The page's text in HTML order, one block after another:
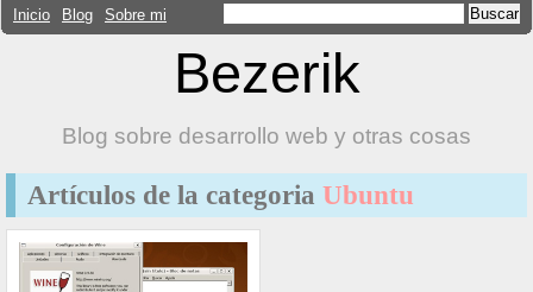
Bezerik
Blog sobre desarrollo web y otras cosas
Inicio Blog Sobre mi
Artículos de la categoria Ubuntu